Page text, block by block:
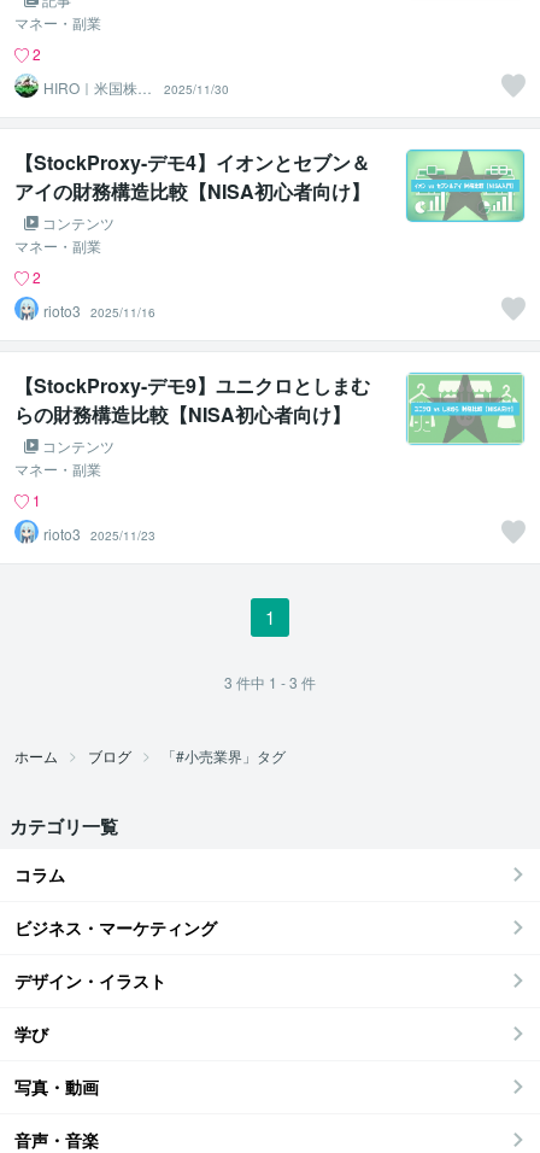
マネー・副業
2
HIRO｜米国株×
兼業トレーダー
2025/11/30
【StockProxy-デモ4】イオンとセブン＆
アイの財務構造比較【NISA初心者向け】
コンテンツ
マネー・副業
2
rioto3
2025/11/16
【StockProxy-デモ9】ユニクロとしまむ
らの財務構造比較【NISA初心者向け】
コンテンツ
マネー・副業
1
rioto3
2025/11/23
1
3 件中 1 - 3 件
ホーム ブログ 「#小売業界」タグ
カテゴリ一覧
コラム
ビジネス・マーケティング
デザイン・イラスト
学び
写真・動画
音声・音楽